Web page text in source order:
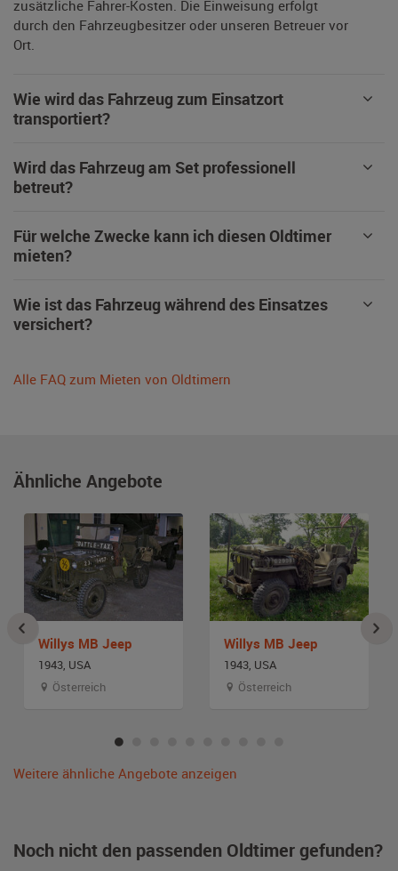
zusätzliche Fahrer-Kosten. Die Einweisung erfolgt
durch den Fahrzeugbesitzer oder unseren Betreuer vor
Ort.
Wie wird das Fahrzeug zum Einsatzort
transportiert?
Wird das Fahrzeug am Set professionell
betreut?
Für welche Zwecke kann ich diesen Oldtimer
mieten?
Wie ist das Fahrzeug während des Einsatzes
versichert?
Alle FAQ zum Mieten von Oldtimern
Ähnliche Angebote
Willys MB Jeep
1943, USA
Österreich
Willys MB Jeep
1943, USA
Österreich
Weitere ähnliche Angebote anzeigen
Noch nicht den passenden Oldtimer gefunden?